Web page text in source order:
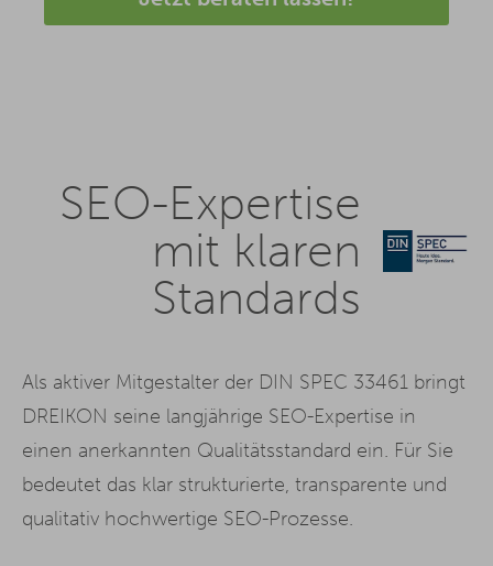
SEO-Expertise
mit klaren
Standards
Als aktiver Mitgestalter der DIN SPEC 33461 bringt
DREIKON seine langjährige SEO-Expertise in
einen anerkannten Qualitätsstandard ein. Für Sie
bedeutet das klar strukturierte, transparente und
qualitativ hochwertige SEO-Prozesse.